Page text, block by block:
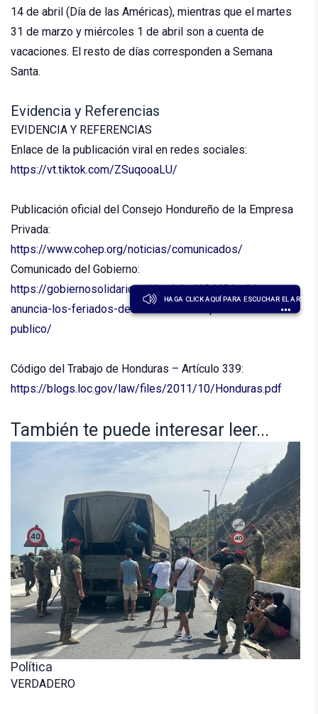
HAGA CLICK AQUÍ PARA ESCUCHAR EL
14 de abril (Día de las Américas), mientras que el martes
31 de marzo y miércoles 1 de abril son a cuenta de
vacaciones. El resto de días corresponden a Semana
Santa.
Evidencia y Referencias
EVIDENCIA Y REFERENCIAS
Enlace de la publicación viral en redes sociales:
https://vt.tiktok.com/ZSuqooaLU/
Publicación oficial del Consejo Hondureño de la Empresa
Privada:
https://www.cohep.org/noticias/comunicados/
Comunicado del Gobierno:
https://gobiernosolidario.sgjd.gob.hn/18448/gobierno-
anuncia-los-feriados-de-semana-santa-para-el-sector-
publico/
Código del Trabajo de Honduras – Artículo 339:
https://blogs.loc.gov/law/files/2011/10/Honduras.pdf
También te puede interesar leer...
Política
VERDADERO